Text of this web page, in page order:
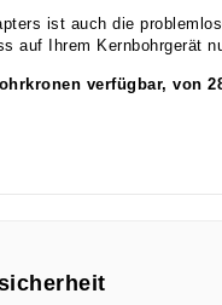
ist auch die
auf Ihrem Kernbohrgerät
verfügbar, von